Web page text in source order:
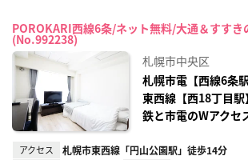
POROKARI西線6条/ネット無料/大通＆すすき
(No.992238)
札幌市中央区
札幌市電【西線6条
東西線【西18丁目
鉄と市電のWアクセ
アクセス 札幌市東西線「円山公園駅」徒歩14分